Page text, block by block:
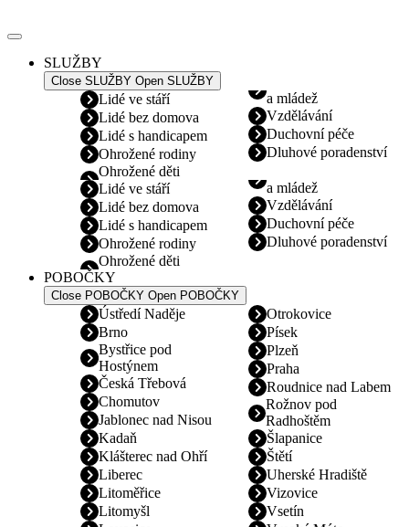
k
SLUŽBY
Close SLUŽBY Open SLUŽBY
Lidé ve stáří
Lidé bez domova
Lidé s handicapem
Ohrožené rodiny
Ohrožené děti
a mládež
Vzdělávání
Duchovní péče
Dluhové poradenství
Lidé ve stáří
Lidé bez domova
Lidé s handicapem
Ohrožené rodiny
Ohrožené děti
a mládež
Vzdělávání
Duchovní péče
Dluhové poradenství
POBOČKY
Close POBOČKY Open POBOČKY
Ústředí Naděje
Brno
Bystřice pod
Hostýnem
Česká Třebová
Chomutov
Jablonec nad Nisou
Kadaň
Klášterec nad Ohří
Liberec
Litoměřice
Litomyšl
Otrokovice
Písek
Plzeň
Praha
Roudnice nad Labem
Rožnov pod
Radhoštěm
Šlapanice
Štětí
Uherské Hradiště
Vizovice
Vsetín